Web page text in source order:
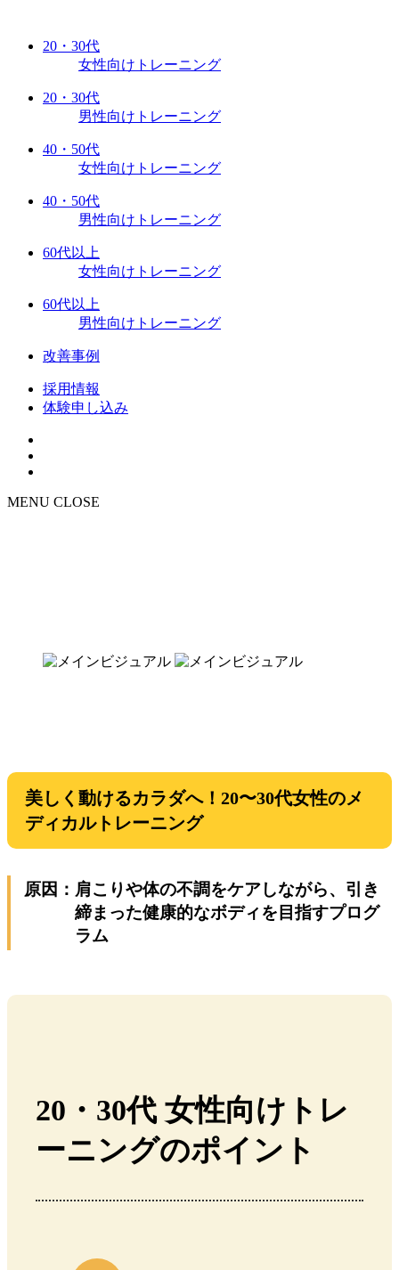
20・30代
女性向けトレーニング
20・30代
男性向けトレーニング
40・50代
女性向けトレーニング
40・50代
男性向けトレーニング
60代以上
女性向けトレーニング
60代以上
男性向けトレーニング
改善事例
採用情報
体験申し込み
MENU CLOSE
美しく動けるカラダへ！20〜30代女性のメ
ディカルトレーニング
原因： 肩こりや体の不調をケアしながら、引き
締まった健康的なボディを目指すプログ
ラム
20・30代 女性向けトレ
ーニングのポイント